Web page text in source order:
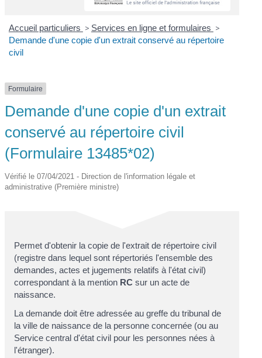
Accueil particuliers > Services en ligne et formulaires >
Demande d'une copie d'un extrait conservé au répertoire
civil
Formulaire
Demande d'une copie d'un extrait
conservé au répertoire civil
(Formulaire 13485*02)
Vérifié le 07/04/2021 - Direction de l'information légale et
administrative (Première ministre)
Permet d'obtenir la copie de l'extrait de répertoire civil
(registre dans lequel sont répertoriés l'ensemble des
demandes, actes et jugements relatifs à l'état civil)
correspondant à la mention RC sur un acte de
naissance.
La demande doit être adressée au greffe du tribunal de
la ville de naissance de la personne concernée (ou au
Service central d'état civil pour les personnes nées à
l'étranger).